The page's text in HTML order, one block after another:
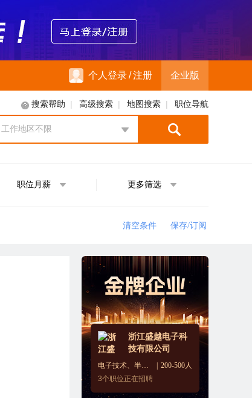
个人登录/注册 企业版
搜索帮助 | 高级搜索 | 地图搜索 | 职位导航
工作地区不限
职位月薪 更多筛选
清空条件 保存/订阅
浙江盛越电子科
技有限公司
电子技术、半导体、集成电路
200-500人
3个职位正在招聘